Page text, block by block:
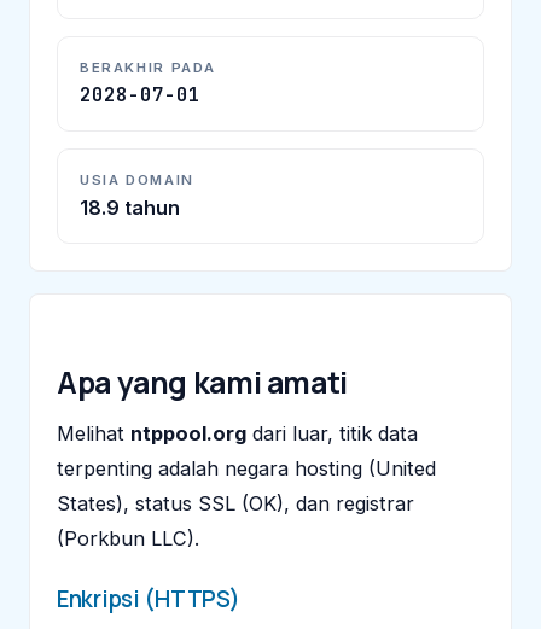
BERAKHIR PADA
2028-07-01
USIA DOMAIN
18.9 tahun
Apa yang kami amati
Melihat ntppool.org dari luar, titik data
terpenting adalah negara hosting (United
States), status SSL (OK), dan registrar
(Porkbun LLC).
Enkripsi (HTTPS)